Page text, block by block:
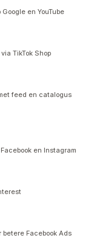
en YouTube
TikTok Shop
feed en catalogus
en Instagram
Facebook Ads